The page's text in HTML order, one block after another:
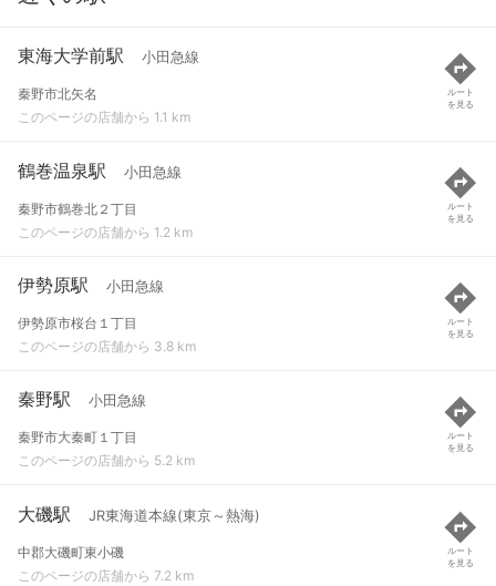
東海大学前駅 小田急線
秦野市北矢名
このページの店舗から 1.1 km
ルート
を見る
鶴巻温泉駅 小田急線
秦野市鶴巻北２丁目
このページの店舗から 1.2 km
ルート
を見る
伊勢原駅 小田急線
伊勢原市桜台１丁目
このページの店舗から 3.8 km
ルート
を見る
秦野駅 小田急線
秦野市大秦町１丁目
このページの店舗から 5.2 km
ルート
を見る
大磯駅 JR東海道本線(東京～熱海)
中郡大磯町東小磯
このページの店舗から 7.2 km
ルート
を見る